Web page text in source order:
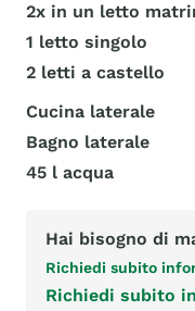
2x in un letto
1 letto singolo
2 letti a castello
Cucina laterale
Bagno laterale
45 l acqua
Hai bisogno di
Richiedi subito
Richiedi subito